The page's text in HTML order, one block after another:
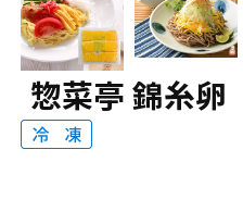
惣菜亭 錦糸卵